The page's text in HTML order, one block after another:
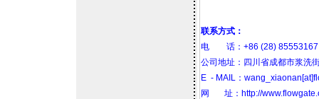
联系方式：
电 话：+86 (28) 85553167
公司地址：四川省成都市浆洗
E - MAIL：
网 址：http://